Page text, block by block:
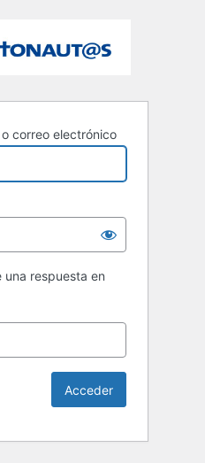
correo electrónico
una respuesta en